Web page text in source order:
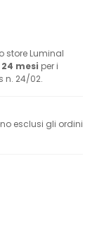
store Luminal
mesi per i
n. 24/02.
esclusi gli ordini